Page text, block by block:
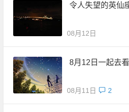
令人失望的英仙
08月12日
8月12日一起去
08月11日 2